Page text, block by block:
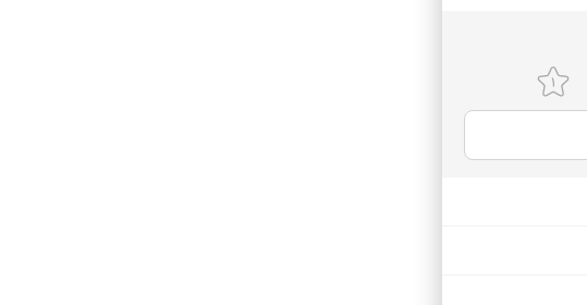
۱۱ تا ۱ بامداد
۱۱ تا ۱ بامداد